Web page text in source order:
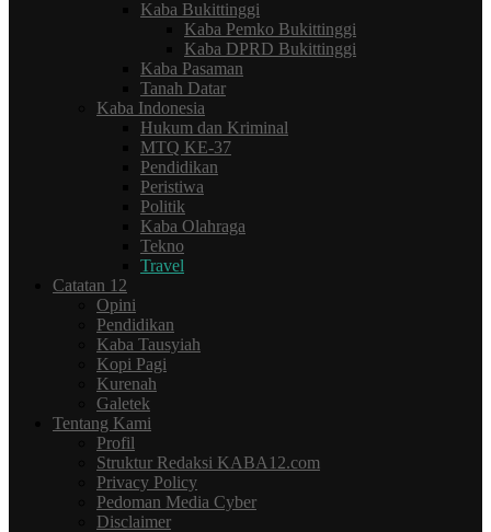
Kaba Bukittinggi
Kaba Pemko Bukittinggi
Kaba DPRD Bukittinggi
Kaba Pasaman
Tanah Datar
Kaba Indonesia
Hukum dan Kriminal
MTQ KE-37
Pendidikan
Peristiwa
Politik
Kaba Olahraga
Tekno
Travel
Catatan 12
Opini
Pendidikan
Kaba Tausyiah
Kopi Pagi
Kurenah
Galetek
Tentang Kami
Profil
Struktur Redaksi KABA12.com
Privacy Policy
Pedoman Media Cyber
Disclaimer